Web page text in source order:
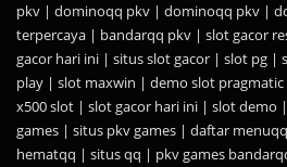
pkv | dominoqq pkv | dominoqq pkv |
terpercaya | bandarqq pkv | slot gacor
gacor hari ini | situs slot gacor | slot pg |
play | slot maxwin | demo slot pragmatic
x500 slot | slot gacor hari ini | slot demo |
games | situs pkv games | daftar menuqq
hematqq | situs qq | pkv games